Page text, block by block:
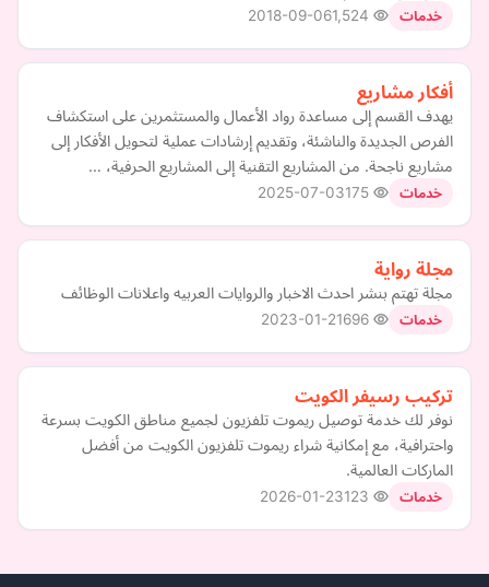
خدمات 2018-09-06
أفكار مشاريع
يهدف القسم إلى مساعدة رواد الأعمال والمستثمرين على استكشاف
الفرص الجديدة والناشئة، وتقديم إرشادات عملية لتحويل الأفكار إلى
مشاريع ناجحة. من المشاريع التقنية إلى المشاريع الحرفية، …
خدمات 2025-07-03
مجلة رواية
مجلة تهتم بنشر احدث الاخبار والروايات العربيه واعلانات الوظائف
خدمات 2023-01-21
تركيب رسيفر الكويت
نوفر لك خدمة توصيل ريموت تلفزيون لجميع مناطق الكويت بسرعة
واحترافية، مع إمكانية شراء ريموت تلفزيون الكويت من أفضل
الماركات العالمية.
خدمات 2026-01-23